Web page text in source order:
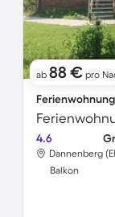
ab 88 € pro
4.6
Dannenberg
Balkon